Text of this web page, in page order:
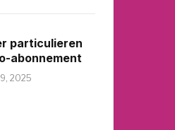
particulieren
abonnement
2025